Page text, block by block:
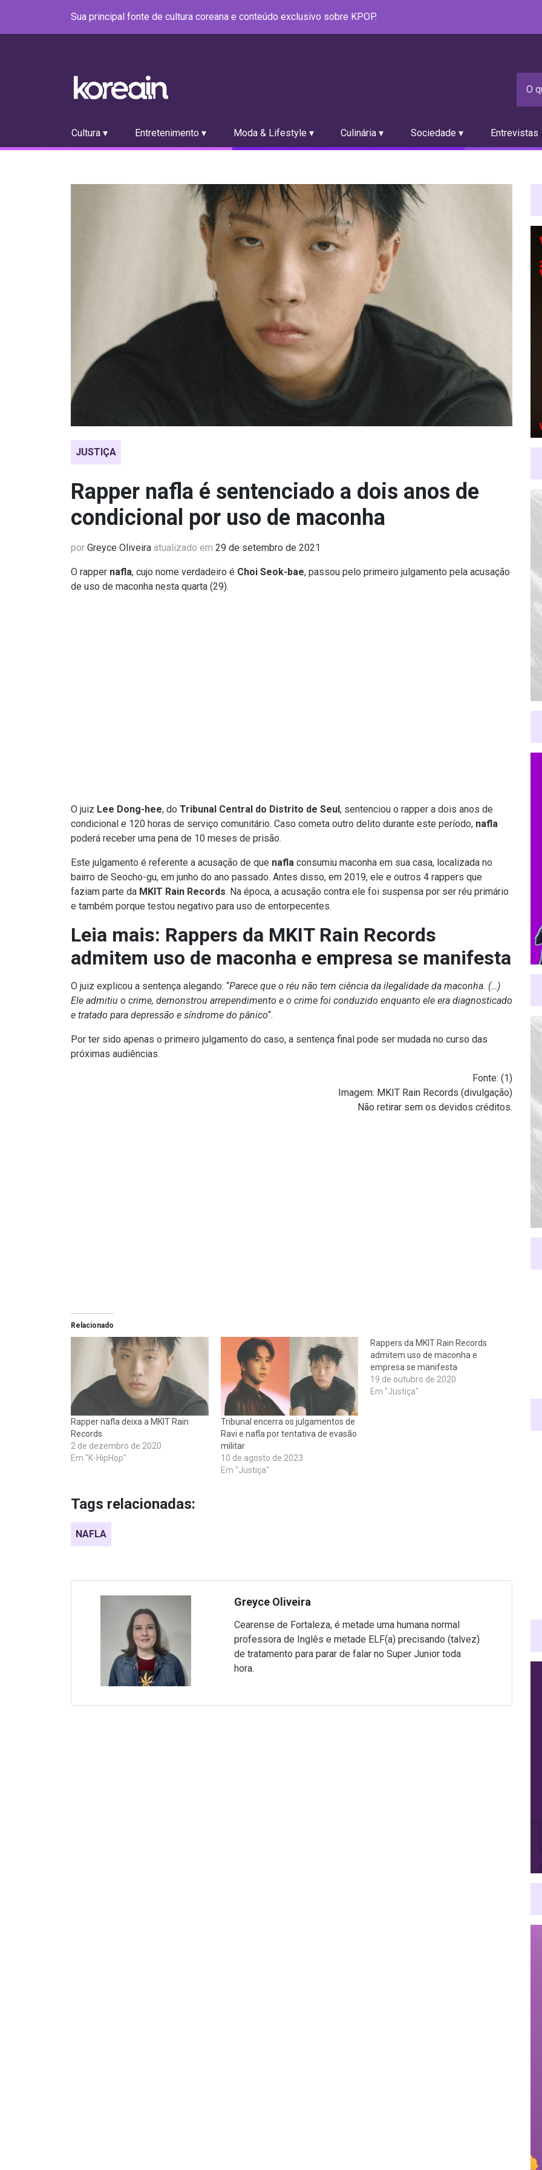
Sua principal fonte de cultura coreana e conteúdo exclusivo sobre KPOP.
Cultura ▾ Entretenimento ▾ Moda & Lifestyle ▾ Culinária ▾ Sociedade ▾ Entrevistas
JUSTIÇA
Rapper nafla é sentenciado a dois anos de
condicional por uso de maconha
por Greyce Oliveira atualizado em 29 de setembro de 2021
O rapper nafla, cujo nome verdadeiro é Choi Seok-bae, passou pelo primeiro julgamento pela acusação
de uso de maconha nesta quarta (29).
O juiz Lee Dong-hee, do Tribunal Central do Distrito de Seul, sentenciou o rapper a dois anos de
condicional e 120 horas de serviço comunitário. Caso cometa outro delito durante este período, nafla
poderá receber uma pena de 10 meses de prisão.
Este julgamento é referente a acusação de que nafla consumiu maconha em sua casa, localizada no
bairro de Seocho-gu, em junho do ano passado. Antes disso, em 2019, ele e outros 4 rappers que
faziam parte da MKIT Rain Records. Na época, a acusação contra ele foi suspensa por ser réu primário
e também porque testou negativo para uso de entorpecentes.
Leia mais: Rappers da MKIT Rain Records
admitem uso de maconha e empresa se manifesta
O juiz explicou a sentença alegando: “Parece que o réu não tem ciência da ilegalidade da maconha. (…)
Ele admitiu o crime, demonstrou arrependimento e o crime foi conduzido enquanto ele era diagnosticado
e tratado para depressão e síndrome do pânico“.
Por ter sido apenas o primeiro julgamento do caso, a sentença final pode ser mudada no curso das
próximas audiências.
Fonte: (1)
Imagem: MKIT Rain Records (divulgação)
Não retirar sem os devidos créditos.
Relacionado
Rapper nafla deixa a MKIT Rain
Records
2 de dezembro de 2020
Em "K-HipHop"
Tribunal encerra os julgamentos de
Ravi e nafla por tentativa de evasão
militar
10 de agosto de 2023
Em "Justiça"
Rappers da MKIT Rain Records
admitem uso de maconha e
empresa se manifesta
19 de outubro de 2020
Em "Justiça"
Tags relacionadas:
NAFLA
Greyce Oliveira
Cearense de Fortaleza, é metade uma humana normal
professora de Inglês e metade ELF(a) precisando (talvez)
de tratamento para parar de falar no Super Junior toda
hora.